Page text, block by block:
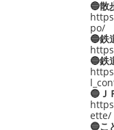
🔵散
po/
🔵鉄
🔵鉄
🔵Ｊ
ette/
🔵こ